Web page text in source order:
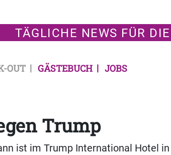
TÄGLICHE NEWS FÜR
OUT GÄSTEBUCH JOBS
Trump
ist im Trump International Hotel